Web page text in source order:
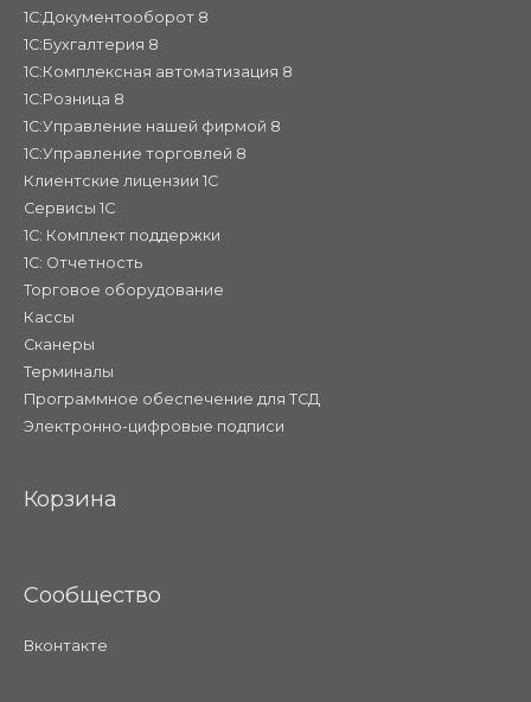
1С:Документооборот 8
1С:Бухгалтерия 8
1С:Комплексная автоматизация 8
1С:Розница 8
1С:Управление нашей фирмой 8
1С:Управление торговлей 8
Клиентские лицензии 1С
Сервисы 1С
1С: Комплект поддержки
1С: Отчетность
Торговое оборудование
Кассы
Сканеры
Терминалы
Программное обеспечение для ТСД
Электронно-цифровые подписи
Корзина
Сообщество
Вконтакте